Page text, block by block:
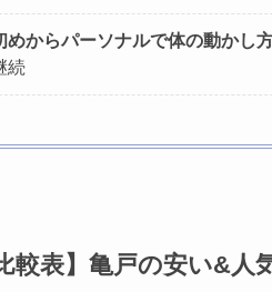
めからパーソナルで体の動かし
続
較表】亀戸の安い&